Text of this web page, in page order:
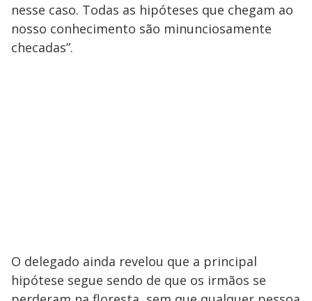
nesse caso. Todas as hipóteses que chegam ao
nosso conhecimento são minunciosamente
checadas”.
O delegado ainda revelou que a principal
hipótese segue sendo de que os irmãos se